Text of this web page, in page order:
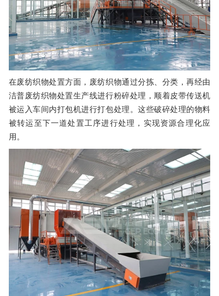
在废纺织物处置方面，废纺织物通过分拣、分类，再经由
洁普废纺织物处置生产线进行粉碎处理，顺着皮带传送机
被运入车间内打包机进行打包处理。这些破碎处理的物料
被转运至下一道处置工序进行处理，实现资源合理化应
用。